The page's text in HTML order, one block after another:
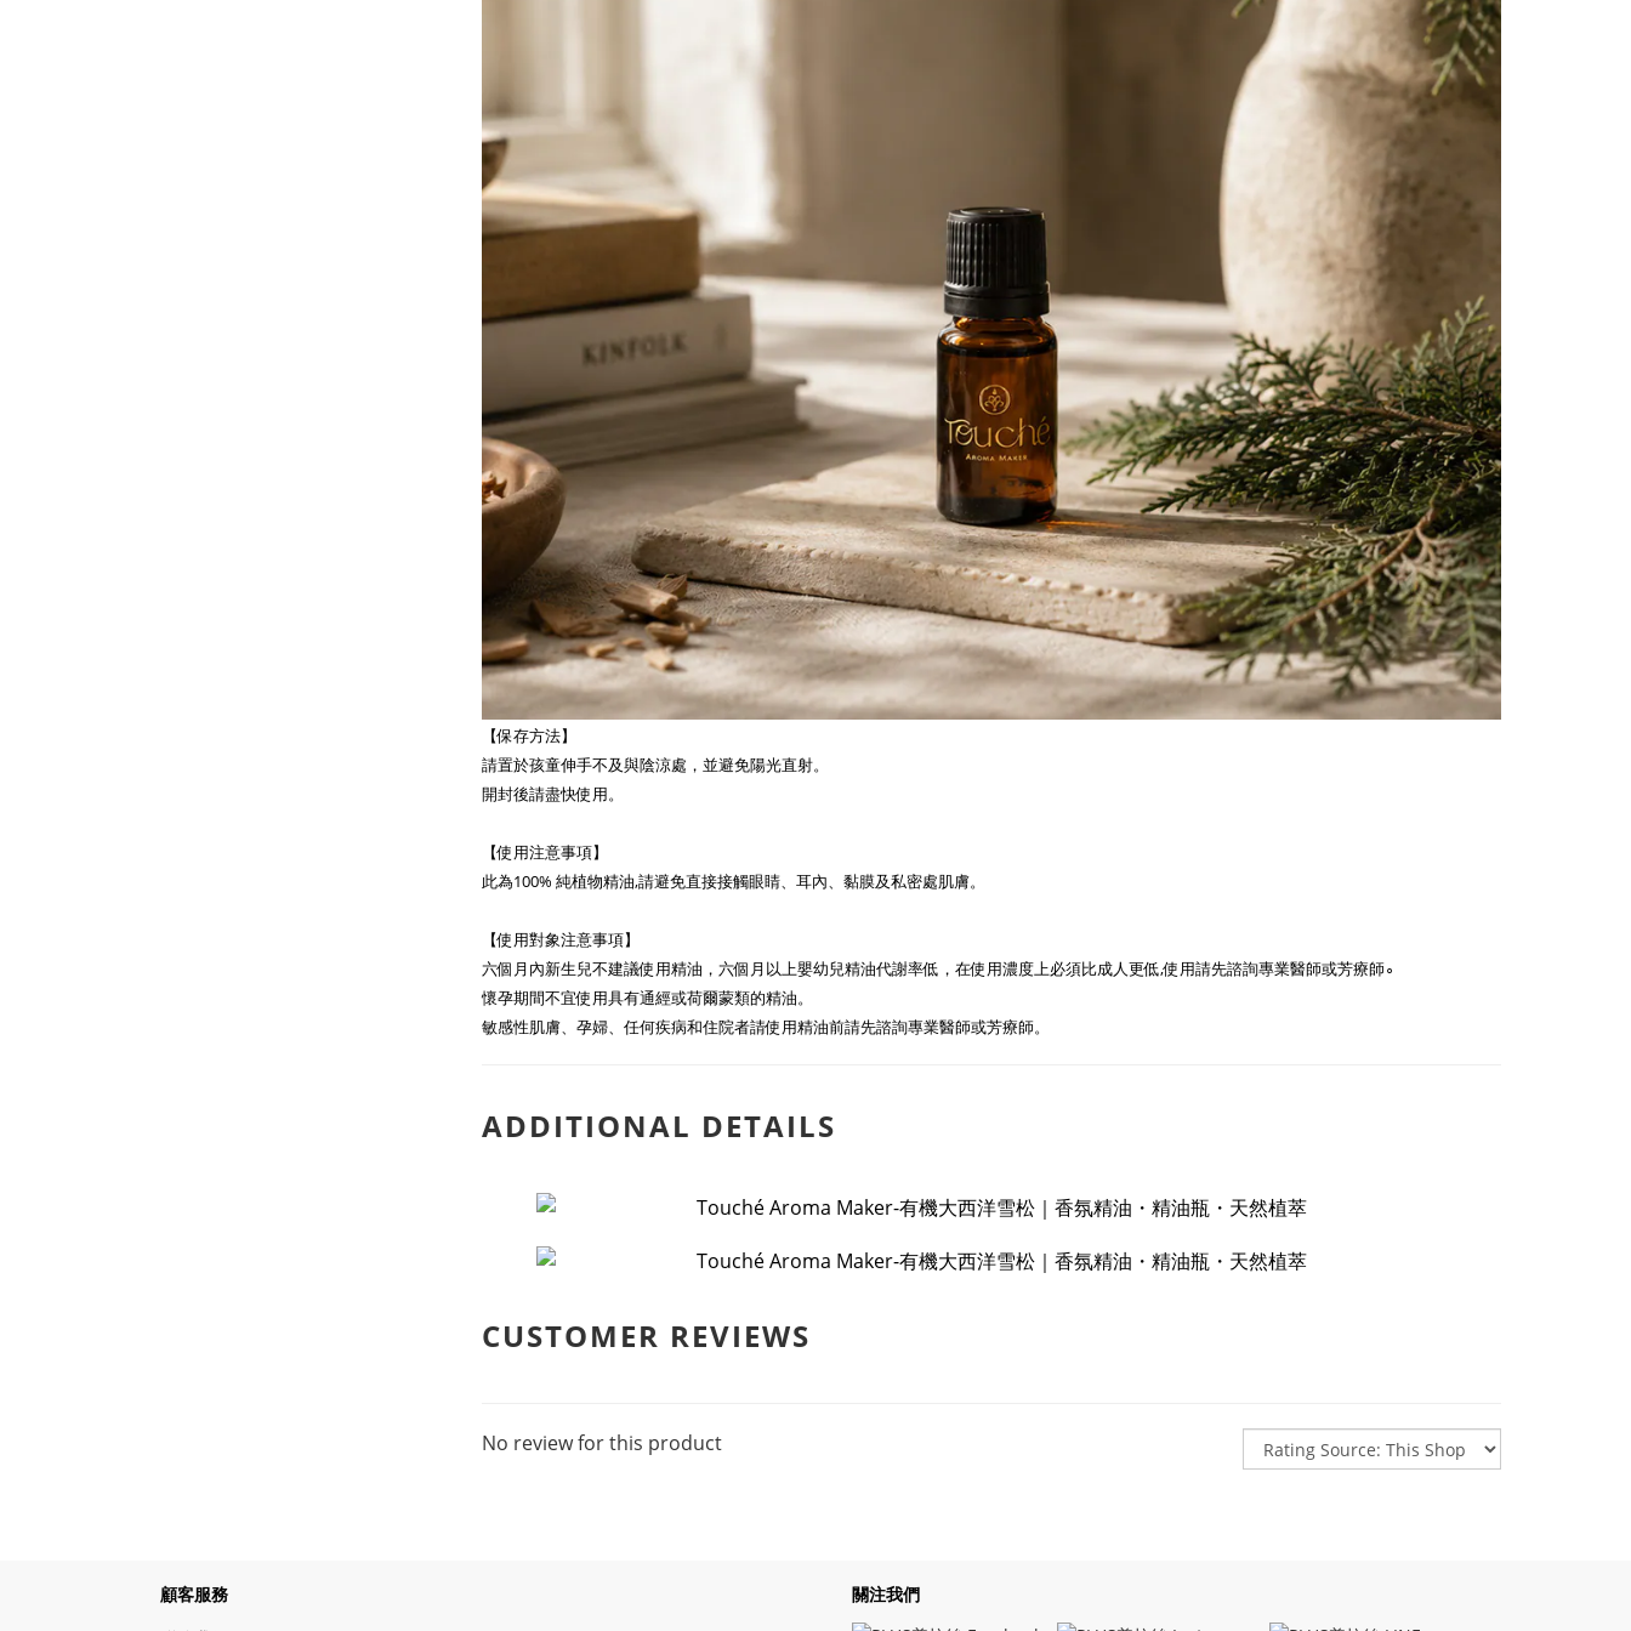
【保存方法】
請置於孩童伸手不及與陰涼處，並避免陽光直射。
開封後請盡快使用。
【使用注意事項】
此為100% 純植物精油,請避免直接接觸眼睛、耳內、黏膜及私密處肌膚。
【使用對象注意事項】
六個月內新生兒不建議使用精油，六個月以上嬰幼兒精油代謝率低，在使用濃度上必須比成人更低,使用請先諮詢專業醫師或芳療師∘
懷孕期間不宜使用具有通經或荷爾蒙類的精油。
敏感性肌膚、孕婦、任何疾病和住院者請使用精油前請先諮詢專業醫師或芳療師。
ADDITIONAL DETAILS
CUSTOMER REVIEWS
No review for this product
顧客服務
關注我們